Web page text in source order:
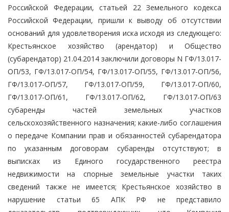
Российской Федерации, статьей 22 Земельного кодекса
Российской Федерации, пришли к выводу об отсутствии
оснований для удовлетворения иска исходя из следующего:
Крестьянское хозяйство (арендатор) и Общество
(субарендатор) 21.04.2014 заключили договоры N ГФ/13.017-
ОП/53, ГФ/13.017-ОП/54, ГФ/13.017-ОП/55, ГФ/13.017-ОП/56,
ГФ/13.017-ОП/57, ГФ/13.017-ОП/59, ГФ/13.017-ОП/60,
ГФ/13.017-ОП/61, ГФ/13.017-ОП/62, ГФ/13.017-ОП/63
субаренды частей земельных участков
сельскохозяйственного назначения; какие-либо соглашения
о передаче Компании прав и обязанностей субарендатора
по указанным договорам субаренды отсутствуют; в
выписках из Единого государственного реестра
недвижимости на спорные земельные участки таких
сведений также не имеется; Крестьянское хозяйство в
нарушение статьи 65 АПК РФ не представило